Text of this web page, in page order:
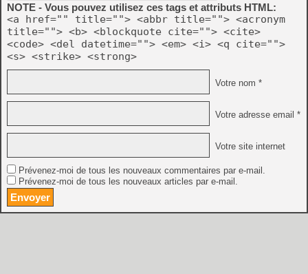
NOTE - Vous pouvez utilisez ces tags et attributs HTML:
<a href="" title=""> <abbr title=""> <acronym
title=""> <b> <blockquote cite=""> <cite>
<code> <del datetime=""> <em> <i> <q cite="">
<s> <strike> <strong>
Votre nom *
Votre adresse email *
Votre site internet
Prévenez-moi de tous les nouveaux commentaires par e-mail.
Prévenez-moi de tous les nouveaux articles par e-mail.